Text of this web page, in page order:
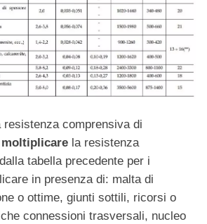
resistenza comprensiva di
moltiplicare la resistenza
tabella precedente per i
in presenza di: malta di
o ottime, giunti sottili, ricorsi o
connessioni trasversali, nucleo